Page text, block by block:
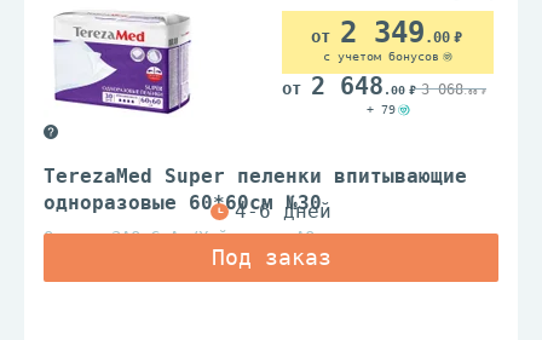
TerezaMed Super пеленки впитывающие
одноразовые 60*60см №30
Олтекс ЗАО С.А./Хайдженик АО
2 349 .00
с учетом бонусов
2 648 .00 3 068.00
+ 79